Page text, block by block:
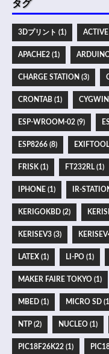
タグ
3Dプリント (1)
APACHE2 (1)
CHARGE STATION (3)
CRONTAB (1)
ESP-WROOM-02 (9)
ESP8266 (8)
FRISK (1) FT232RL (1)
IPHONE (1) IR-
KERIGOKBD (2)
KERISEV3 (3)
LATEX (1) LI-PO (1)
MAKER FAIRE TOKYO (1)
MBED (1) MICRO SD
NTP (2) NUCLEO (1)
PIC18F26K22 (1)